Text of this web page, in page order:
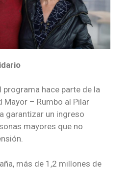
programa hace parte de la
Mayor – Rumbo al Pilar
garantizar un ingreso
mayores que no
más de 1,2 millones de